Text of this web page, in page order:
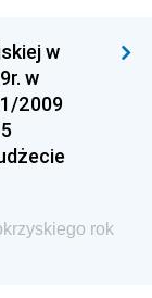
Polityki
i Głównego
w
w
2009
rok